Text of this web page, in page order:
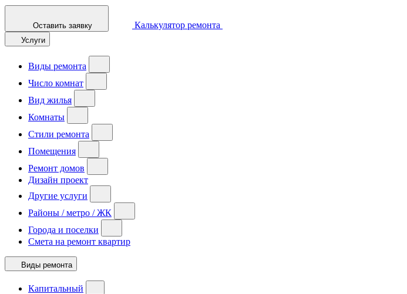
Оставить заявку Калькулятор ремонта
Услуги
Виды ремонта
Число комнат
Вид жилья
Комнаты
Стили ремонта
Помещения
Ремонт домов
Дизайн проект
Другие услуги
Районы / метро / ЖК
Города и поселки
Смета на ремонт квартир
Виды ремонта
Капитальный